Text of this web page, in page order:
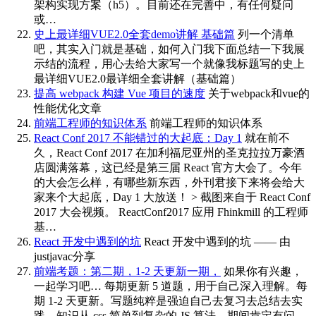
架构实现方案（h5）。目前还在完善中，有任何疑问
或…
史上最详细VUE2.0全套demo讲解 基础篇 列一个清单
吧，其实入门就是基础，如何入门我下面总结一下我展
示结的流程，用心去给大家写一个就像我标题写的史上
最详细VUE2.0最详细全套讲解（基础篇）
提高 webpack 构建 Vue 项目的速度 关于webpack和vue的
性能优化文章
前端工程师的知识体系 前端工程师的知识体系
React Conf 2017 不能错过的大起底：Day 1 就在前不
久，React Conf 2017 在加利福尼亚州的圣克拉拉万豪酒
店圆满落幕，这已经是第三届 React 官方大会了。今年
的大会怎么样，有哪些新东西，外刊君接下来将会给大
家来个大起底，Day 1 大放送！ > 截图来自于 React Conf
2017 大会视频。 ReactConf2017 应用 Fhinkmill 的工程师
基…
React 开发中遇到的坑 React 开发中遇到的坑 —— 由
justjavac分享
前端考题：第二期，1-2 天更新一期，
如果你有兴趣，
一起学习吧… 每期更新 5 道题，用于自己深入理解。每
期 1-2 天更新。写题纯粹是强迫自己去复习去总结去实